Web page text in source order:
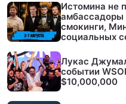
Истомина не
смокинги,
социальных
Лукас
событии
$10,000,000